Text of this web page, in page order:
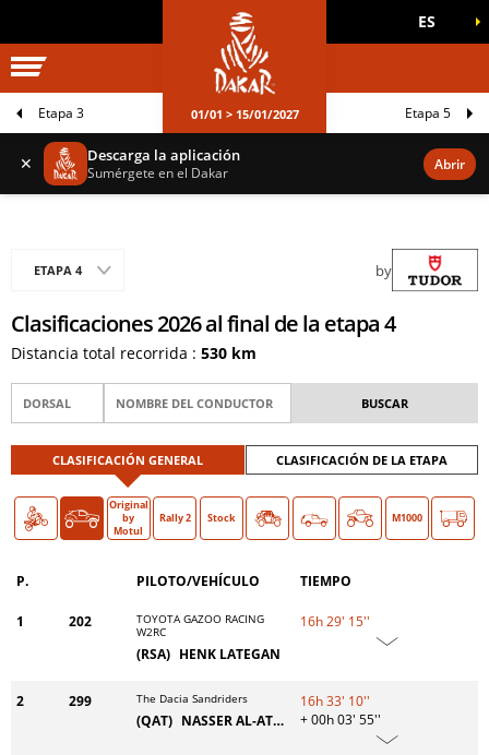
DAKAR
OFICIALES ES
01/01 > 15/01/2027
Etapa 3 Etapa 5
✕ Descarga la aplicación
Sumérgete en el Dakar Abrir
Clasificaciones 2026 al final de la etapa 4
Distancia total recorrida : 530 km
by
ETAPA 4
CLASIFICACIÓN GENERAL CLASIFICACIÓN DE LA ETAPA
Moto Coche
Original
by
Motul
O > Rally 2 Stock Classic M1000
P. PILOTO/VEHÍCULO TIEMPO
1 202
TOYOTA GAZOO RACING
W2RC
(RSA) HENK LATEGAN
16h 29' 15''
2 299 The Dacia Sandriders
(QAT) NASSER AL-ATTIYAH
16h 33' 10''
+ 00h 03' 55''